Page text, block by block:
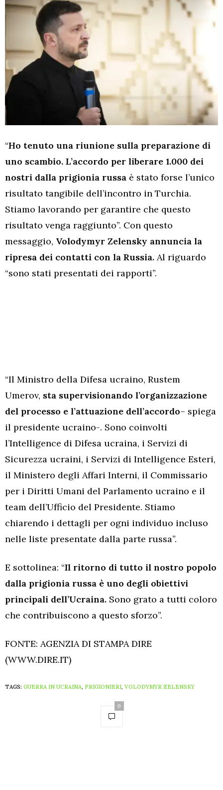
“Ho tenuto una riunione sulla preparazione di
uno scambio. L’accordo per liberare 1.000 dei
nostri dalla prigionia russa è stato forse l’unico
risultato tangibile dell’incontro in Turchia.
Stiamo lavorando per garantire che questo
risultato venga raggiunto”. Con questo
messaggio, Volodymyr Zelensky annuncia la
ripresa dei contatti con la Russia. Al riguardo
“sono stati presentati dei rapporti”.
“Il Ministro della Difesa ucraino, Rustem
Umerov, sta supervisionando l’organizzazione
del processo e l’attuazione dell’accordo– spiega
il presidente ucraino-. Sono coinvolti
l’Intelligence di Difesa ucraina, i Servizi di
Sicurezza ucraini, i Servizi di Intelligence Esteri,
il Ministero degli Affari Interni, il Commissario
per i Diritti Umani del Parlamento ucraino e il
team dell’Ufficio del Presidente. Stiamo
chiarendo i dettagli per ogni individuo incluso
nelle liste presentate dalla parte russa”.
E sottolinea: “Il ritorno di tutto il nostro popolo
dalla prigionia russa è uno degli obiettivi
principali dell’Ucraina. Sono grato a tutti coloro
che contribuiscono a questo sforzo”.
FONTE: AGENZIA DI STAMPA DIRE
(WWW.DIRE.IT)
TAGS: GUERRA IN UCRAINA, PRIGIONIERI, VOLODYMYR ZELENSKY
0